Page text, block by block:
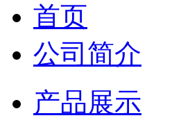
首页
公司简介
产品展示